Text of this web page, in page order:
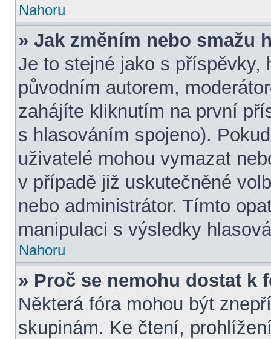
Nahoru
» Jak změním nebo smažu
Je to stejné jako s příspěvky,
původním autorem,
zahájíte kliknutím na první
s hlasováním spojeno).
uživatelé mohou vymazat
v případě již uskutečněné
nebo administrátor. Tímto
manipulaci s výsledky
Nahoru
» Proč se nemohu dostat k
Některá fóra mohou být
skupinám. Ke čtení,